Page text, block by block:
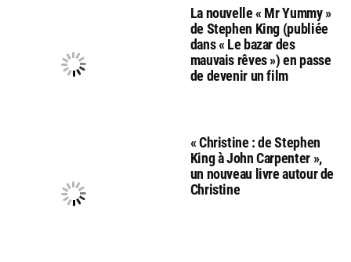
La nouvelle « Mr Yummy »
de Stephen King (publiée
dans « Le bazar des
mauvais rêves ») en passe
de devenir un film
« Christine : de Stephen
King à John Carpenter »,
un nouveau livre autour de
Christine